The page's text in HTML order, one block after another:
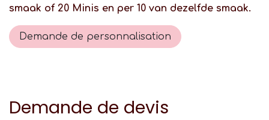
smaak of 20 Minis en per 10 van dezelfde smaak.
Demande de personnalisation
Demande de devis